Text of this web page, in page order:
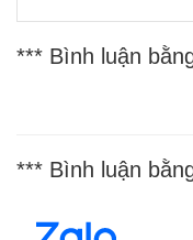
*** Bình luận
*** Bình luận